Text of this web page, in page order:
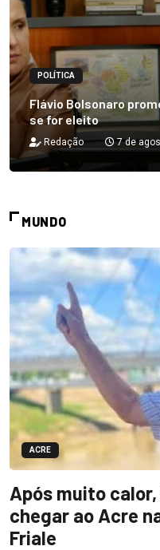
POLÍTICA
Flávio Bolsonaro
se for eleito
Redação 7 de
MUNDO
ACRE
Após muito
chegar ao Acre
Friale